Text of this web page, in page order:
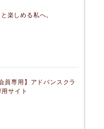
楽しめる私へ。
員専用】アドバンスクラ
サイト